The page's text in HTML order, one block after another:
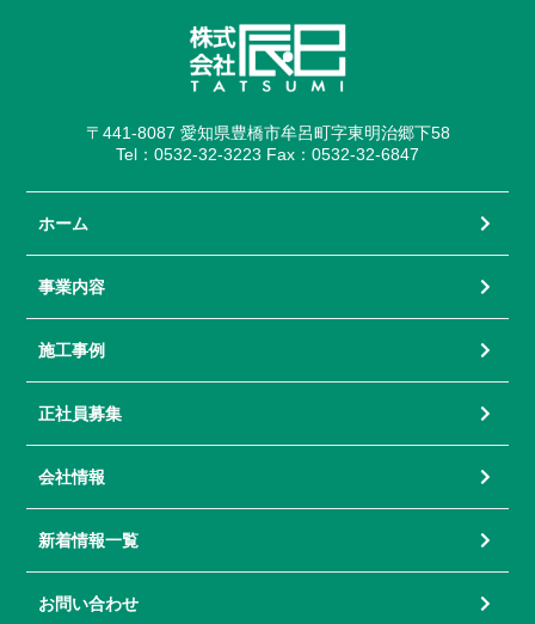
〒441-8087 愛知県豊橋市牟呂町字東明治郷下58
Tel：0532-32-3223 Fax：0532-32-6847
ホーム
事業内容
施工事例
正社員募集
会社情報
新着情報一覧
お問い合わせ